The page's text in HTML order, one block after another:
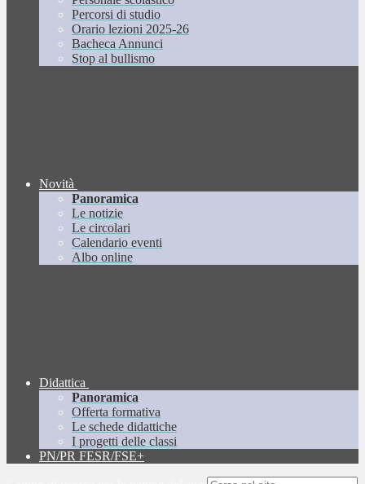
Percorsi di studio
Orario lezioni 2025-26
Bacheca Annunci
Stop al bullismo
Novità
Panoramica
Le notizie
Le circolari
Calendario eventi
Albo online
Didattica
Panoramica
Offerta formativa
Le schede didattiche
I progetti delle classi
PN/PR FESR/FSE+